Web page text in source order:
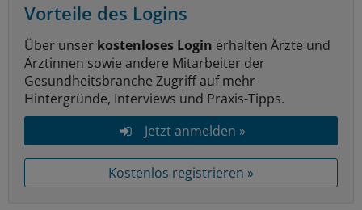
Vorteile des Logins
Über unser kostenloses Login erhalten Ärzte und
Ärztinnen sowie andere Mitarbeiter der
Gesundheitsbranche Zugriff auf mehr
Hintergründe, Interviews und Praxis-Tipps.
Jetzt anmelden »
Kostenlos registrieren »